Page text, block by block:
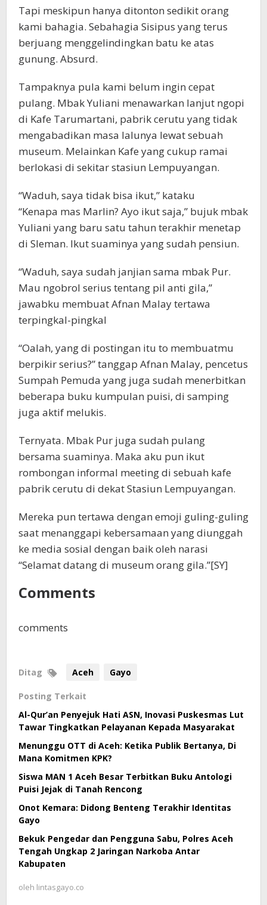
Tapi meskipun hanya ditonton sedikit orang
kami bahagia. Sebahagia Sisipus yang terus
berjuang menggelindingkan batu ke atas
gunung. Absurd.
Tampaknya pula kami belum ingin cepat
pulang. Mbak Yuliani menawarkan lanjut ngopi
di Kafe Tarumartani, pabrik cerutu yang tidak
mengabadikan masa lalunya lewat sebuah
museum. Melainkan Kafe yang cukup ramai
berlokasi di sekitar stasiun Lempuyangan.
“Waduh, saya tidak bisa ikut,” kataku
“Kenapa mas Marlin? Ayo ikut saja,” bujuk mbak
Yuliani yang baru satu tahun terakhir menetap
di Sleman. Ikut suaminya yang sudah pensiun.
“Waduh, saya sudah janjian sama mbak Pur.
Mau ngobrol serius tentang pil anti gila,”
jawabku membuat Afnan Malay tertawa
terpingkal-pingkal
“Oalah, yang di postingan itu to membuatmu
berpikir serius?” tanggap Afnan Malay, pencetus
Sumpah Pemuda yang juga sudah menerbitkan
beberapa buku kumpulan puisi, di samping
juga aktif melukis.
Ternyata. Mbak Pur juga sudah pulang
bersama suaminya. Maka aku pun ikut
rombongan informal meeting di sebuah kafe
pabrik cerutu di dekat Stasiun Lempuyangan.
Mereka pun tertawa dengan emoji guling-guling
saat menanggapi kebersamaan yang diunggah
ke media sosial dengan baik oleh narasi
“Selamat datang di museum orang gila.”[SY]
Comments
comments
Ditag Aceh Gayo
Posting Terkait
Al-Qur’an Penyejuk Hati ASN, Inovasi Puskesmas Lut
Tawar Tingkatkan Pelayanan Kepada Masyarakat
Menunggu OTT di Aceh: Ketika Publik Bertanya, Di
Mana Komitmen KPK?
Siswa MAN 1 Aceh Besar Terbitkan Buku Antologi
Puisi Jejak di Tanah Rencong
Onot Kemara: Didong Benteng Terakhir Identitas
Gayo
Bekuk Pengedar dan Pengguna Sabu, Polres Aceh
Tengah Ungkap 2 Jaringan Narkoba Antar
Kabupaten
oleh lintasgayo.co